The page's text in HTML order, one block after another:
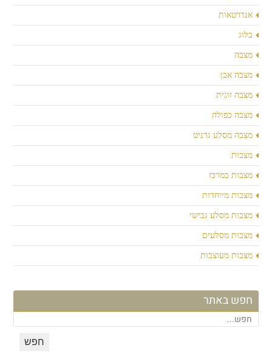
אנדרטאות
בלוג
מצבה
מצבה אבן
מצבה זוגית
מצבה כפולה
מצבה מסלע גרניט
מצבות
מצבות במרכז
מצבות מיוחדות
מצבות מסלע גבישי
מצבות מסלעים
מצבות מעוצבות
חפש באתר